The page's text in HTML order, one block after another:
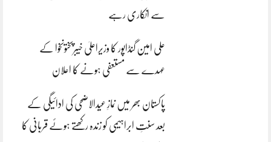
سے انکاری رہے
علی امین گنڈاپور کا وزیراعلیٰ خیبرپختونخوا کے
عہدے سے مستعفی ہونے کا اعلان
پاکستان بھر میں نمازِ عیدالاضحی کی ادائیگی کے
بعد سنتِ ابراہیمی کو زندہ رکھتے ہوئے قربانی کا